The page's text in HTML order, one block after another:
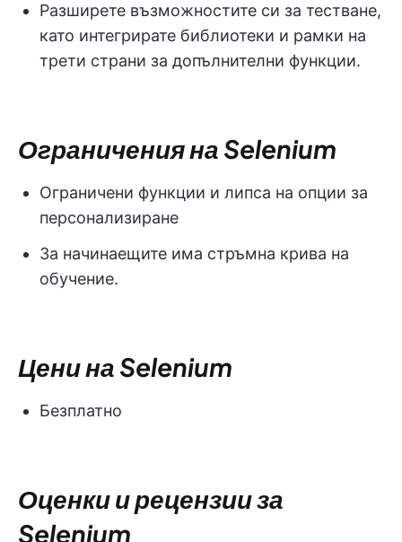
Разширете възможностите си за тестване,
като интегрирате библиотеки и рамки на
трети страни за допълнителни функции.
Ограничения на Selenium
Ограничени функции и липса на опции за
персонализиране
За начинаещите има стръмна крива на
обучение.
Цени на Selenium
Безплатно
Оценки и рецензии за
Selenium